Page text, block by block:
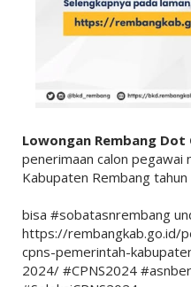
Lowongan Rembang Dot
penerimaan calon pegawai
Kabupaten Rembang
bisa #sobatasnrembang
https://rembangkab.go.id/
cpns-pemerintah-
2024/ #CPNS2024